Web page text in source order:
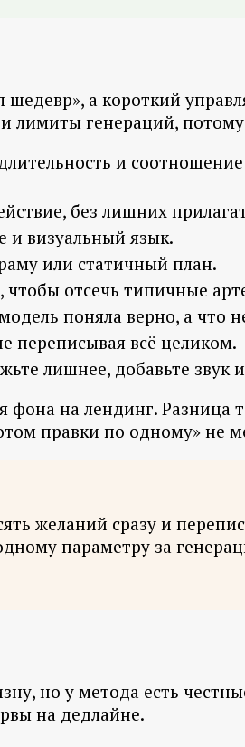
а короткий
лимиты генераций,
и
без лишних
и визуальный язык.
или статичный план.
чтобы отсечь типичные
поняла верно, а что
переписывая всё целиком.
лишнее, добавьте звук
на лендинг. Разница
правки по одному» не
желаний сразу и
параметру за
но у метода есть
на дедлайне.